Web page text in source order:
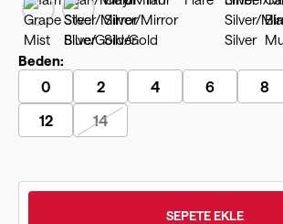
Beden:
0 2 4 6 8
12
14
SEPETE EKLE